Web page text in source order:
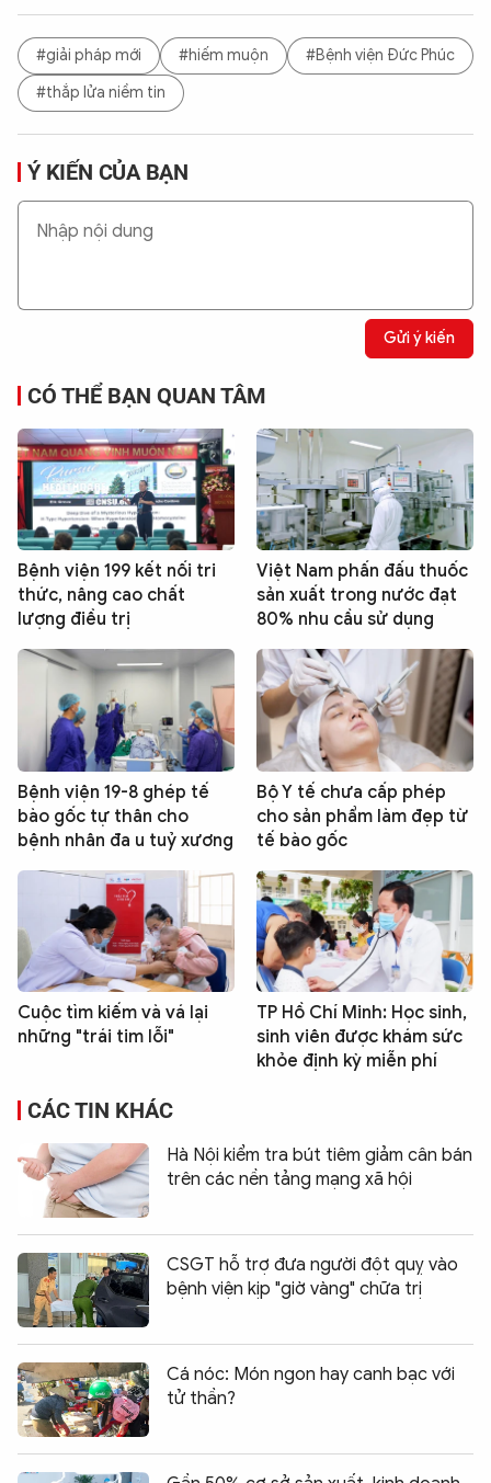
#giải pháp mới #hiếm muộn
#Bệnh viện Đức Phúc
#thắp lửa niềm tin
Ý KIẾN CỦA BẠN
Gửi ý kiến
CÓ THỂ BẠN QUAN TÂM
Bệnh viện 199 kết nối tri
thức, nâng cao chất
lượng điều trị
Việt Nam phấn đấu thuốc
sản xuất trong nước đạt
80% nhu cầu sử dụng
Bệnh viện 19-8 ghép tế
bào gốc tự thân cho
bệnh nhân đa u tuỷ xương
Bộ Y tế chưa cấp phép
cho sản phẩm làm đẹp từ
tế bào gốc
Cuộc tìm kiếm và vá lại
những "trái tim lỗi"
TP Hồ Chí Minh: Học sinh,
sinh viên được khám sức
khỏe định kỳ miễn phí
CÁC TIN KHÁC
Hà Nội kiểm tra bút tiêm giảm cân bán
trên các nền tảng mạng xã hội
CSGT hỗ trợ đưa người đột quỵ vào
bệnh viện kịp "giờ vàng" chữa trị
Cá nóc: Món ngon hay canh bạc với
tử thần?